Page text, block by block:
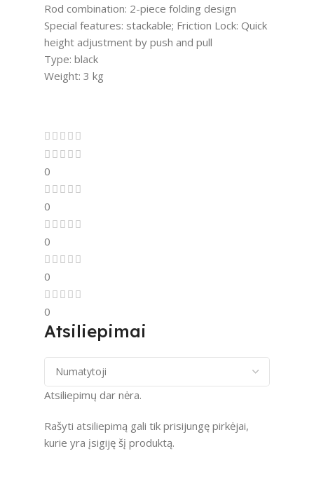
Rod combination: 2-piece folding design
Special features: stackable; Friction Lock: Quick
height adjustment by push and pull
Type: black
Weight: 3 kg
0
0
0
0
0
Atsiliepimai
Atsiliepimų dar nėra.
Rašyti atsiliepimą gali tik prisijungę pirkėjai,
kurie yra įsigiję šį produktą.